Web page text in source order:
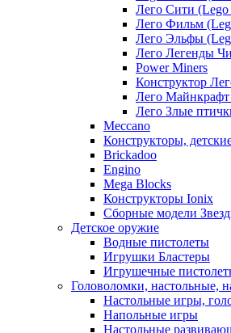
Лего Сити
Лего Фильм
Лего Эльфы
Лего Легенды
Power Miners
Конструктор
Лего
Лего Злые
Meccano
Конструкторы,
Brickadoo
Engino
Mega Blocks
Конструкторы Ionix
Сборные модели
Детское оружие
Водные пистолеты
Игрушки Бластеры
Игрушечные
Головоломки, настольные,
Настольные игры,
Напольные игры
Настольные